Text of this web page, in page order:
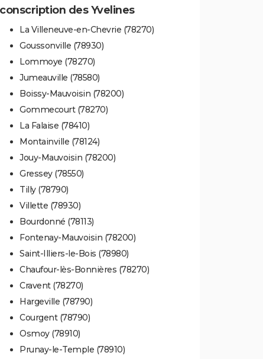
des Yvelines
La Villeneuve-en-Chevrie (78270)
Goussonville (78930)
Lommoye (78270)
Jumeauville (78580)
Boissy-Mauvoisin (78200)
Gommecourt (78270)
La Falaise (78410)
Montainville (78124)
Jouy-Mauvoisin (78200)
Gressey (78550)
Tilly (78790)
Villette (78930)
Bourdonné (78113)
Fontenay-Mauvoisin (78200)
Saint-Illiers-le-Bois (78980)
Chaufour-lès-Bonnières (78270)
Cravent (78270)
Hargeville (78790)
Courgent (78790)
Osmoy (78910)
Prunay-le-Temple (78910)